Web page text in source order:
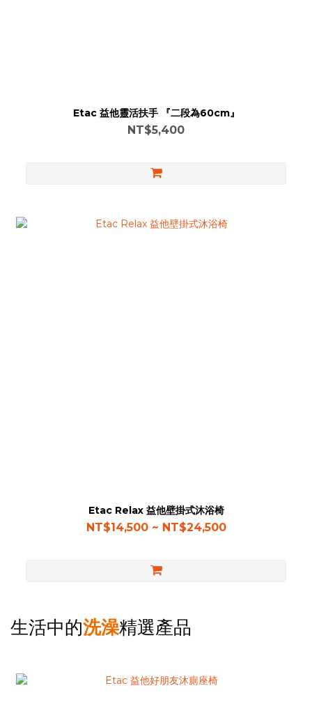
Etac 益他靈活扶手 『二段為60cm』
NT$5,400
Etac Relax 益他壁掛式沐浴椅
NT$14,500 ~ NT$24,500
生活中的洗澡精選產品